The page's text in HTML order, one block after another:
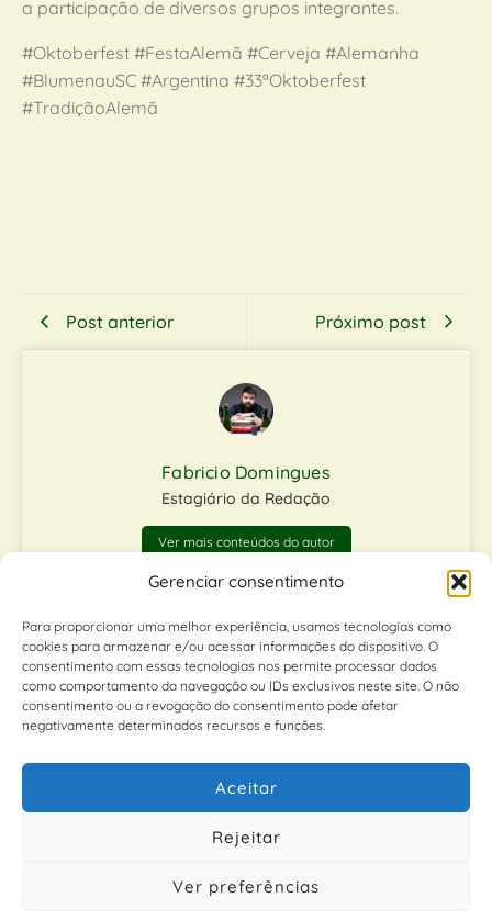
Gerenciar consentimento
Para proporcionar uma melhor experiência, usamos tecnologias como
cookies para armazenar e/ou acessar informações do dispositivo. O
consentimento com essas tecnologias nos permite processar dados
como comportamento da navegação ou IDs exclusivos neste site. O não
consentimento ou a revogação do consentimento pode afetar
negativamente determinados recursos e funções.
Aceitar
Rejeitar
Ver preferências
a participação de diversos grupos integrantes.
#Oktoberfest #FestaAlemã #Cerveja #Alemanha
#BlumenauSC #Argentina #33ªOktoberfest
#TradiçãoAlemã
Post anterior Próximo post
Fabricio Domingues
Estagiário da Redação
Ver mais conteúdos do autor
Entre Ração E Álcool: Quem Perde É A
Gastronomia